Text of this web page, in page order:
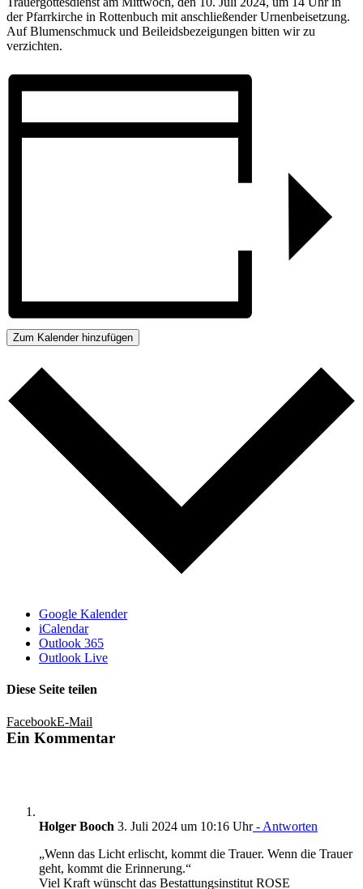
der Pfarrkirche in Rottenbuch mit anschließender Urnenbeisetzung.
Auf Blumenschmuck und Beileidsbezeigungen bitten wir zu
verzichten.
Zum Kalender hinzufügen
Google Kalender
iCalendar
Outlook 365
Outlook Live
Diese Seite teilen
FacebookE-Mail
Ein Kommentar
Holger Booch 3. Juli 2024 um 10:16 Uhr- Antworten
„Wenn das Licht erlischt, kommt die Trauer. Wenn die Trauer
geht, kommt die Erinnerung.“
Viel Kraft wünscht das Bestattungsinstitut ROSE